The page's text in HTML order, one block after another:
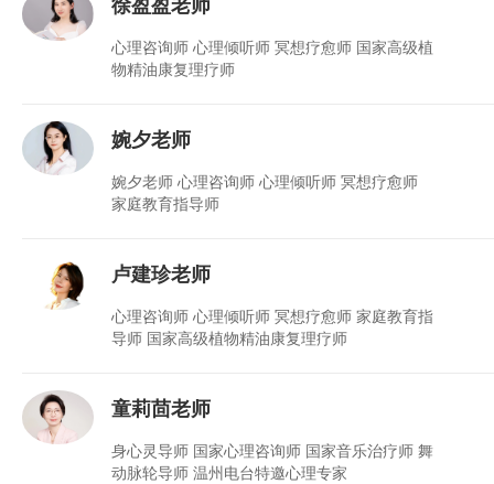
心理咨询师 心理倾听师 冥想疗愈师 国家高级植
物精油康复理疗师
婉夕老师
婉夕老师 心理咨询师 心理倾听师 冥想疗愈师
家庭教育指导师
卢建珍老师
心理咨询师 心理倾听师 冥想疗愈师 家庭教育指
导师 国家高级植物精油康复理疗师
童莉茴老师
身心灵导师 国家心理咨询师 国家音乐治疗师 舞
动脉轮导师 温州电台特邀心理专家